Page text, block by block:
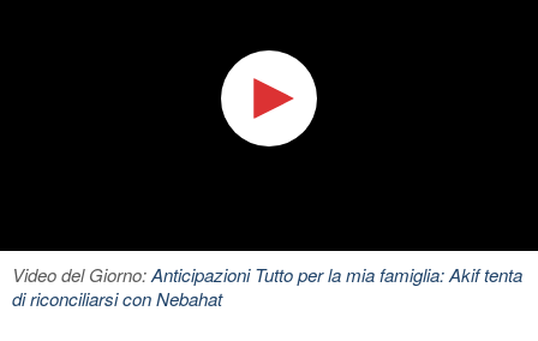
Video del Giorno:Anticipazioni Tutto per la mia famiglia: Akif tenta
di riconciliarsi con Nebahat